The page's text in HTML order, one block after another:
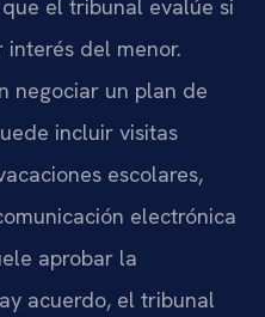
el tribunal evalúe si
del menor.
negociar un plan de
incluir visitas
escolares,
electrónica
aprobar la
acuerdo, el tribunal